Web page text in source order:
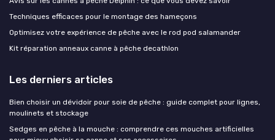
Techniques efficaces pour le montage des hameçons
Optimisez votre expérience de pêche avec le rod pod salamander
Kit réparation anneaux canne à pêche decathlon
Les derniers articles
Bien choisir un dévidoir pour soie de pêche : guide complet pour lignes,
moulinets et stockage
Sedges en pêche à la mouche : comprendre ces mouches artificielles